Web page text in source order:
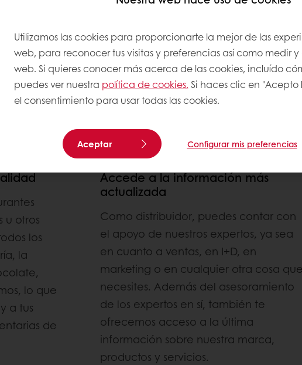
u otros
los
la
lo que
a tus
de
Accede a la información más
actualizada
Como distribuidor, puedes contar con
el apoyo de nuestros expertos, ya sea
en cuanto a ventas, en I+D, en
marketing o en cualquier otra cosa que
necesites. Además del asesoramiento
de los expertos en sí, también te
ofrecemos acceso a la última
información sobre nuestra marca,
productos y servicios.
Utilizamos las cookies para proporcionarte la mejor de las
web, para reconocer tus visitas y preferencias así como medir
web. Si quieres conocer más acerca de las cookies, incluído
puedes ver nuestra política de cookies. Si haces clic en "Acepto
el consentimiento para usar todas las cookies.
Aceptar Configurar mis preferencias